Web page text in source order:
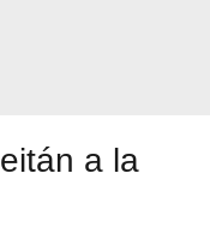
a la